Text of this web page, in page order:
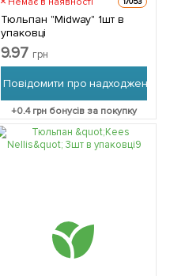
Тюльпан "Midway" 1шт в
упаковці
9.97 грн
Повідомити про надходження
+0.4грн бонусів за покупку